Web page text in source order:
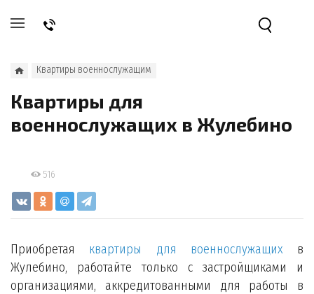
Квартиры военнослужащим
Квартиры для
военнослужащих в Жулебино
516
Приобретая квартиры для военнослужащихв
Жулебино, работайте только с застройщиками и
организациями, аккредитованными для работы в